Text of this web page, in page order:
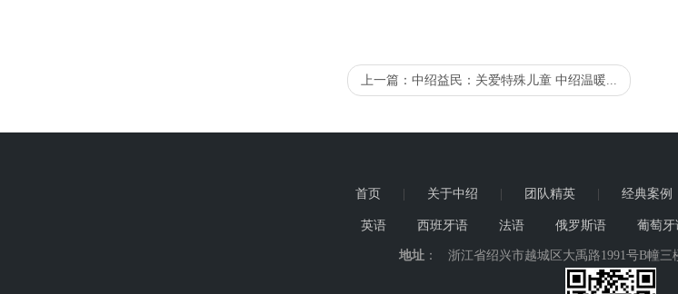
上一篇： 中绍益民：关爱特殊儿童 中绍温暖...
首页 | 关于中绍 | 团队精英 | 经典案例
英语 西班牙语 法语 俄罗斯语 葡萄牙
地址 ： 浙江省绍兴市越城区大禹路1991号B幢